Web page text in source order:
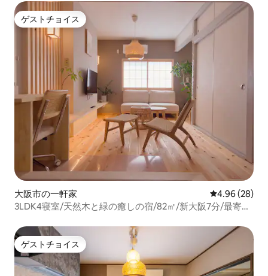
ゲストチョイス
ゲストチョイス
大阪市の一軒家 レビュー28
4.96 (28)
3LDK4寝室/天然木と緑の癒しの宿/82㎡/新大阪7分/最寄駅
ゲストチョイス
ゲストチョイス